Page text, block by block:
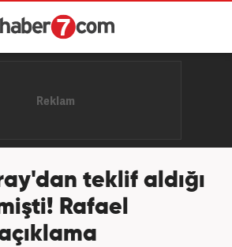
teklif aldığı
Rafael